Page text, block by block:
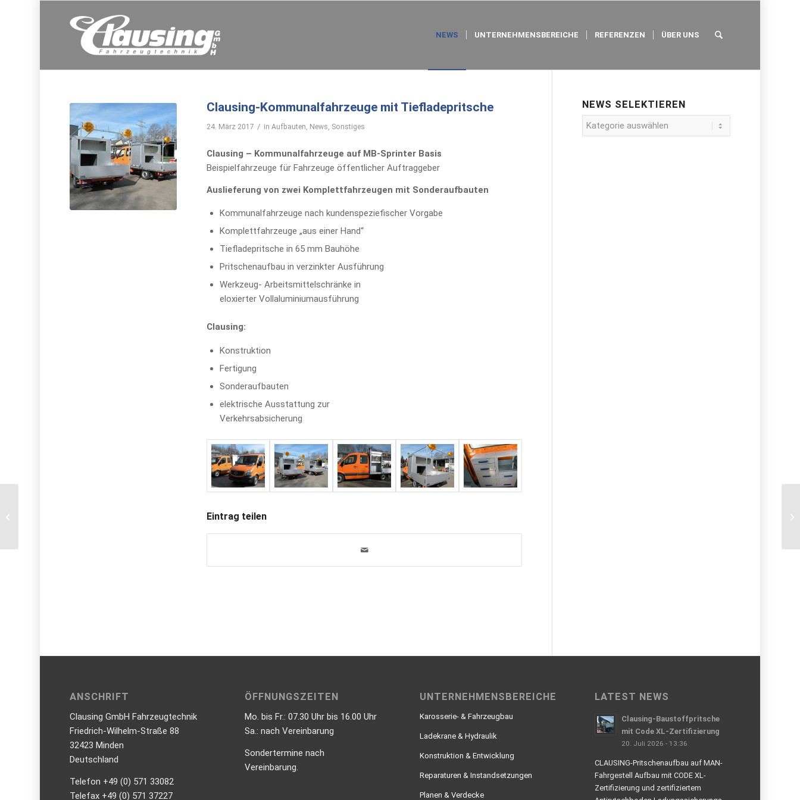
NEWS UNTERNEHMENSBEREICHE REFERENZEN ÜBER UNS
Clausing-Kommunalfahrzeuge mit Tiefladepritsche
24. März 2017 / inAufbauten, News, Sonstiges
Clausing – Kommunalfahrzeuge auf MB-Sprinter Basis
Beispielfahrzeuge für Fahrzeuge öffentlicher Auftraggeber
Auslieferung von zwei Komplettfahrzeugen mit Sonderaufbauten
Kommunalfahrzeuge nach kundenspeziefischer Vorgabe
Komplettfahrzeuge „aus einer Hand“
Tiefladepritsche in 65 mm Bauhöhe
Pritschenaufbau in verzinkter Ausführung
Werkzeug- Arbeitsmittelschränke in
eloxierter Vollaluminiumausführung
Clausing:
Konstruktion
Fertigung
Sonderaufbauten
elektrische Ausstattung zur
Verkehrsabsicherung
Eintrag teilen
NEWS SELEKTIEREN
News
selektieren
ANSCHRIFT
Clausing GmbH Fahrzeugtechnik
Friedrich-Wilhelm-Straße 88
32423 Minden
Deutschland
Telefon +49 (0) 571 33082
Telefax +49 (0) 571 37227
ÖFFNUNGSZEITEN
Mo. bis Fr.: 07.30 Uhr bis 16.00 Uhr
Sa.: nach Vereinbarung
Sondertermine nach
Vereinbarung.
UNTERNEHMENSBEREICHE
Karosserie- & Fahrzeugbau
Ladekrane & Hydraulik
Konstruktion & Entwicklung
Reparaturen & Instandsetzungen
Planen & Verdecke
LATEST NEWS
Clausing-Baustoffpritsche
mit Code XL-Zertifizierung
20. Juli 2026 - 13:36
CLAUSING-Pritschenaufbau auf MAN-
Fahrgestell Aufbau mit CODE XL-
Zertifizierung und zertifiziertem